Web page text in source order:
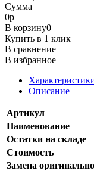
Сумма
0р
В корзину0
Купить в 1 клик
В сравнение
В избранное
Описание
Артикул
Наименование
Остатки на складе
Стоимость
Замена